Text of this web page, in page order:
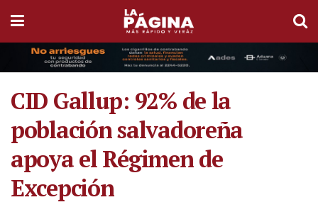
CID Gallup: 92% de la
población salvadoreña
apoya el Régimen de
Excepción